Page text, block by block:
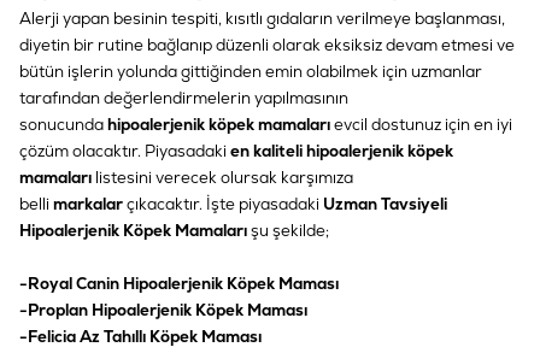
Alerji yapan besinin tespiti, kısıtlı gıdaların verilmeye başlanması,
diyetin bir rutine bağlanıp düzenli olarak eksiksiz devam etmesi ve
bütün işlerin yolunda gittiğinden emin olabilmek için uzmanlar
tarafından değerlendirmelerin yapılmasının
sonucundahipoalerjenik köpek mamalarıevcil dostunuz için en iyi
çözüm olacaktır. Piyasadaki en kaliteli hipoalerjenik köpek
mamaları listesini verecek olursak karşımıza
belli markalarçıkacaktır. İşte piyasadaki Uzman Tavsiyeli
Hipoalerjenik Köpek Mamalarışu şekilde;
-Royal Canin Hipoalerjenik Köpek Maması
-Proplan Hipoalerjenik Köpek Maması
-Felicia Az Tahıllı Köpek Maması